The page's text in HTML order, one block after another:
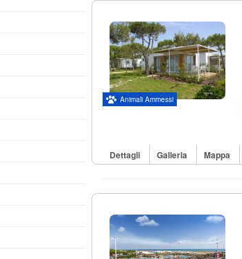
Animali Ammessi
Dettagli Galleria Mappa